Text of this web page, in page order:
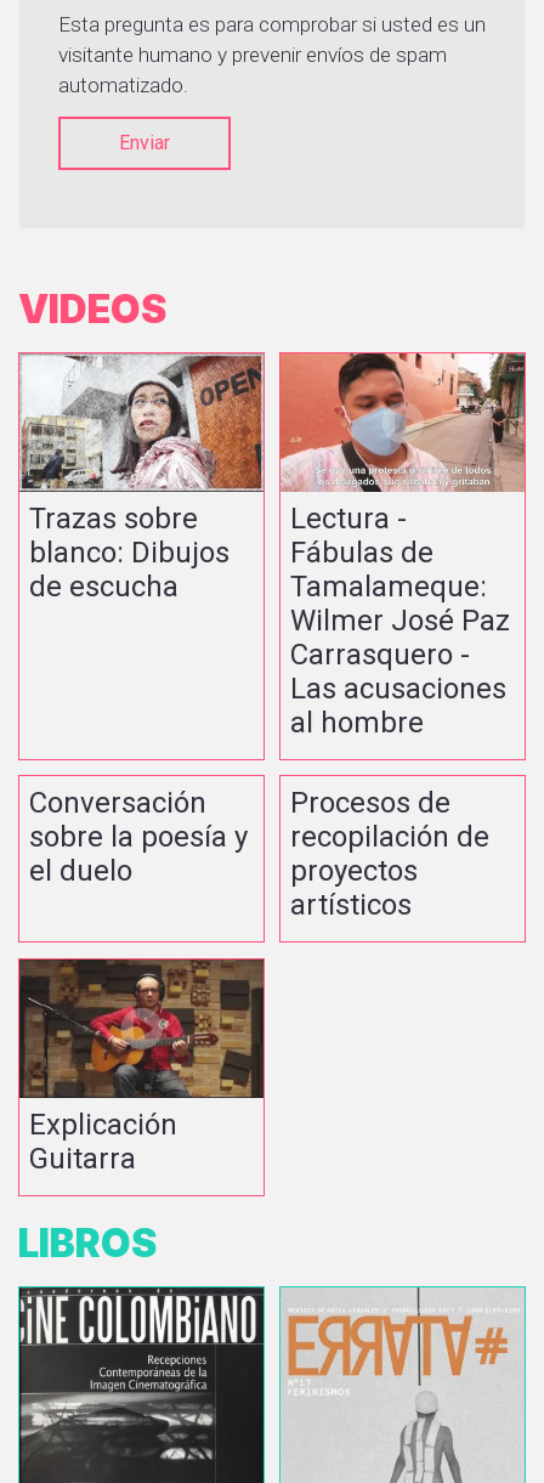
Esta pregunta es para comprobar si usted es un
visitante humano y prevenir envíos de spam
automatizado.
Enviar
VIDEOS
Trazas sobre
blanco: Dibujos
de escucha
Lectura -
Fábulas de
Tamalameque:
Wilmer José Paz
Carrasquero -
Las acusaciones
al hombre
Conversación
sobre la poesía y
el duelo
Procesos de
recopilación de
proyectos
artísticos
Explicación
Guitarra
LIBROS